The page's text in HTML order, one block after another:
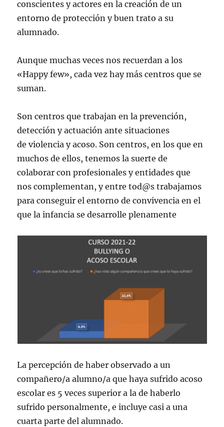
conscientes y actores en la creación de un
entorno de protección y buen trato a su
alumnado.
Aunque muchas veces nos recuerdan a los
«Happy few», cada vez hay más centros que se
suman.
Son centros que trabajan en la prevención,
detección y actuación ante situaciones
de violencia y acoso. Son centros, en los que en
muchos de ellos, tenemos la suerte de
colaborar con profesionales y entidades que
nos complementan, y entre tod@s trabajamos
para conseguir el entorno de convivencia en el
que la infancia se desarrolle plenamente
La percepción de haber observado a un
compañero/a alumno/a que haya sufrido acoso
escolar es 5 veces superior a la de haberlo
sufrido personalmente, e incluye casi a una
cuarta parte del alumnado.